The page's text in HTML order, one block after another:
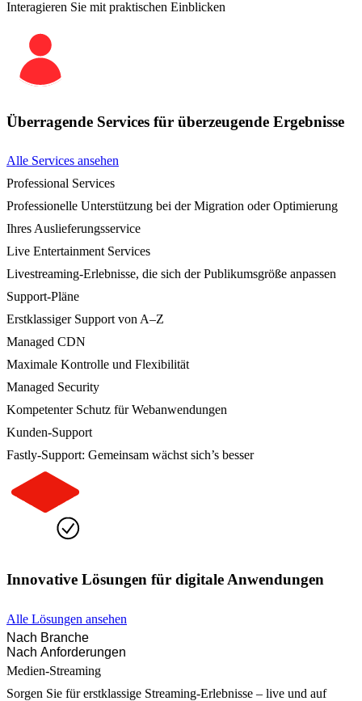
Interagieren Sie mit praktischen Einblicken
Überragende Services für überzeugende Ergebnisse
Alle Services ansehen
Professional Services
Professionelle Unterstützung bei der Migration oder Optimierung
Ihres Auslieferungsservice
Live Entertainment Services
Livestreaming-Erlebnisse, die sich der Publikumsgröße anpassen
Support-Pläne
Erstklassiger Support von A–Z
Managed CDN
Maximale Kontrolle und Flexibilität
Managed Security
Kompetenter Schutz für Webanwendungen
Kunden-Support
Fastly-Support: Gemeinsam wächst sich’s besser
Innovative Lösungen für digitale Anwendungen
Alle Lösungen ansehen
Nach Branche
Nach Anforderungen
Medien-Streaming
Sorgen Sie für erstklassige Streaming-Erlebnisse – live und auf